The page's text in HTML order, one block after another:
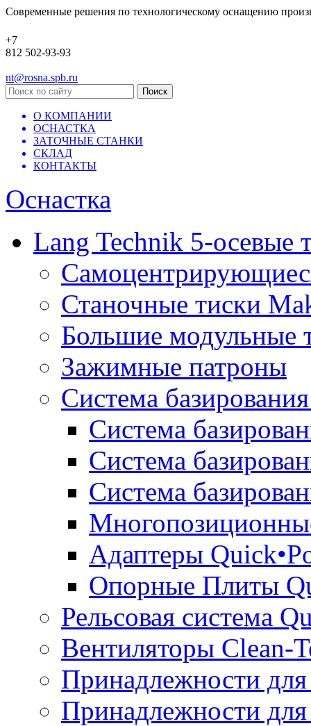
Современные решения по технологическому оснащению
+7
812 502-93-93
nt@rosna.spb.ru
О КОМПАНИИ
ОСНАСТКА
ЗАТОЧНЫЕ СТАНКИ
СКЛАД
КОНТАКТЫ
Оснастка
Lang Technik 5-осевые
Станочные тиски
Большие модульные
Зажимные патроны
Система
Система
Система
Система
Адаптеры
Опорные Плиты
Рельсовая система
Вентиляторы Clean-
Принадлежности для
Принадлежности